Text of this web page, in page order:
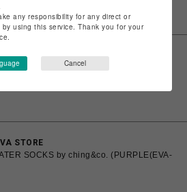
STORE
SOCKS by ching&co. (BLUE(シンジ))
STORE
SOCKS by ching&co. (PURPLE(EVA-
any responsibility for any direct or
using this service. Thank you for your
Cancel